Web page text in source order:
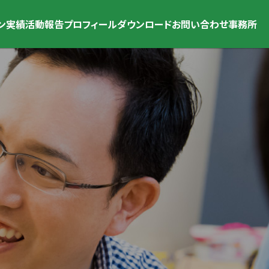
実績活動報告プロフィールダウンロードお問い合わせ事務所